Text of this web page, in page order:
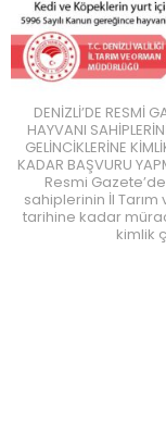
DENİZLİ’DE RESMİ
HAYVANI
GELİNCİKLERİNE
KADAR BAŞVURU
Resmi
sahiplerinin İl
tarihine kadar
kimlik